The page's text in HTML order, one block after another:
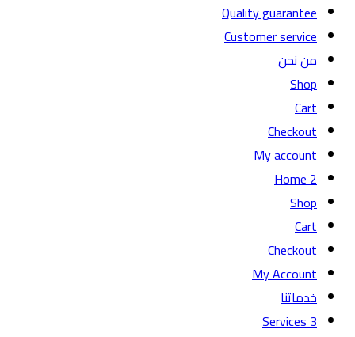
Quality guarantee
Customer service
من نحن
Shop
Cart
Checkout
My account
Home 2
Shop
Cart
Checkout
My Account
خدماتنا
Services 3